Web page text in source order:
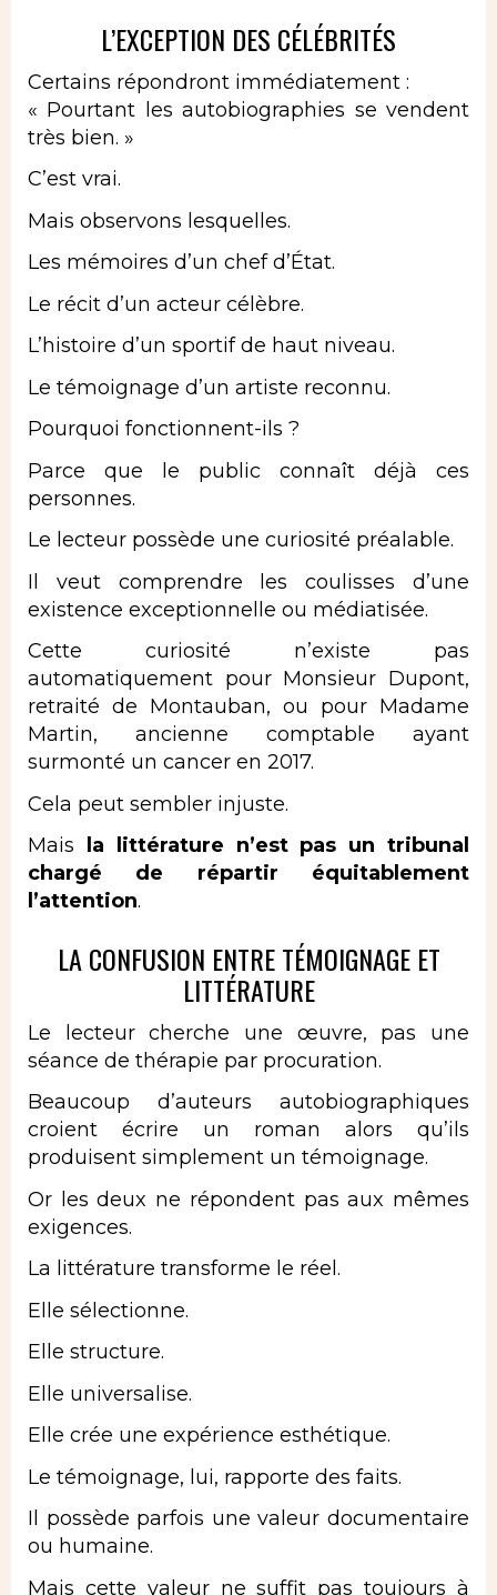
L’EXCEPTION DES CÉLÉBRITÉS
Certains répondront immédiatement :
« Pourtant les autobiographies se vendent
très bien. »
C’est vrai.
Mais observons lesquelles.
Les mémoires d’un chef d’État.
Le récit d’un acteur célèbre.
L’histoire d’un sportif de haut niveau.
Le témoignage d’un artiste reconnu.
Pourquoi fonctionnent-ils ?
Parce que le public connaît déjà ces
personnes.
Le lecteur possède une curiosité préalable.
Il veut comprendre les coulisses d’une
existence exceptionnelle ou médiatisée.
Cette curiosité n’existe pas
automatiquement pour Monsieur Dupont,
retraité de Montauban, ou pour Madame
Martin, ancienne comptable ayant
surmonté un cancer en 2017.
Cela peut sembler injuste.
Mais
la littérature n’est pas un tribunal
chargé de répartir équitablement
l’attention.
LA CONFUSION ENTRE TÉMOIGNAGE ET
LITTÉRATURE
Le lecteur cherche une œuvre, pas une
séance de thérapie par procuration.
Beaucoup d’auteurs autobiographiques
croient écrire un roman alors qu’ils
produisent simplement un témoignage.
Or les deux ne répondent pas aux mêmes
exigences.
La littérature transforme le réel.
Elle sélectionne.
Elle structure.
Elle universalise.
Elle crée une expérience esthétique.
Le témoignage, lui, rapporte des faits.
Il possède parfois une valeur documentaire
ou humaine.
Mais cette valeur ne suffit pas toujours à